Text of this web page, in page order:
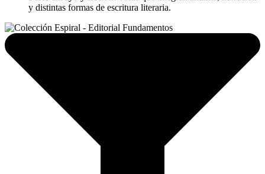
y distintas formas de escritura literaria.